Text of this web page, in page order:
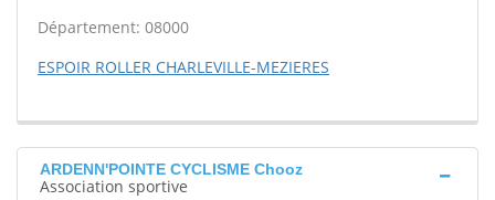
Département: 08000
ESPOIR ROLLER CHARLEVILLE-MEZIERES
ARDENN'POINTE CYCLISME Chooz
Association sportive